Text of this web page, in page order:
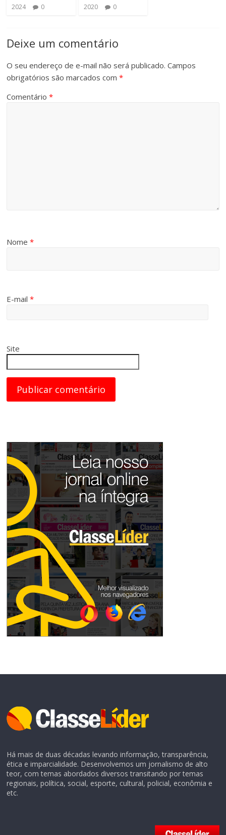
2024
0
2020
0
Deixe um comentário
O seu endereço de e-mail não será publicado. Campos
obrigatórios são marcados com*
Comentário*
Nome*
E-mail*
Site
Há mais de duas décadas levando informação, transparência,
ética e imparcialidade. Desenvolvemos um jornalismo de alto
teor, com temas abordados diversos transitando por temas
regionais, política, social, esporte, cultural, policial, econômia e
etc.